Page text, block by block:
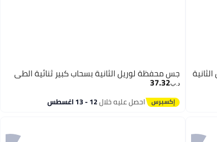
جس محفظة لوريل الثانية بسحاب كبير ثنائية الطي
د.ب‏37.32
احصل عليه خلال12 - 13 اغسطس